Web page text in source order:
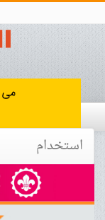
استخدام